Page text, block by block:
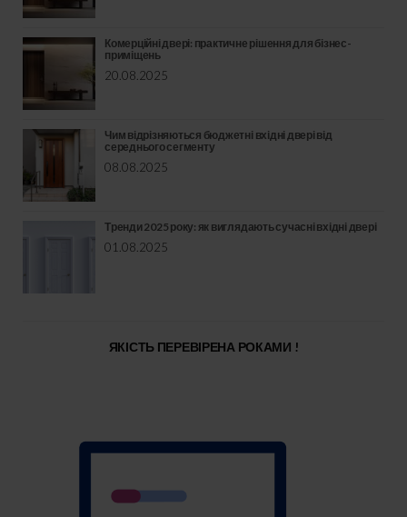
Комерційні двері: практичне рішення для бізнес-
приміщень
20.08.2025
Чим відрізняються бюджетні вхідні двері від
середнього сегменту
08.08.2025
Тренди 2025 року: як виглядають сучасні вхідні двері
01.08.2025
ЯКІСТЬ ПЕРЕВІРЕНА РОКАМИ !